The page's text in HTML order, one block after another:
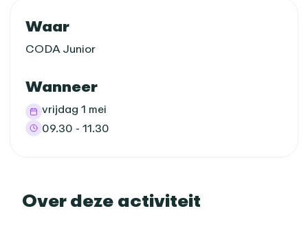
Praktische informatie
Waar
CODA Junior
Wanneer
vrijdag 1 mei
09.30 - 11.30
Over deze activiteit